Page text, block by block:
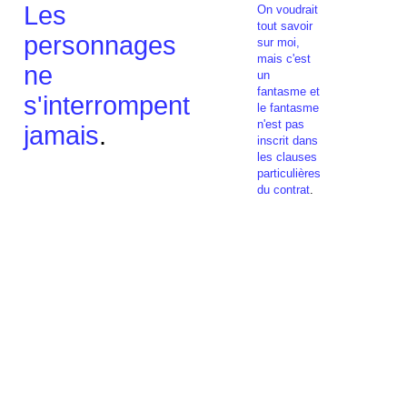
Les
personnages
ne
s'interrompent
jamais.
On voudrait
tout savoir
sur moi,
mais c'est
un
fantasme et
le fantasme
n'est pas
inscrit dans
les clauses
particulières
du contrat.